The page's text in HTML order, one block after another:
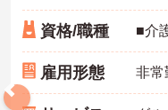
資格/職種
雇用形態